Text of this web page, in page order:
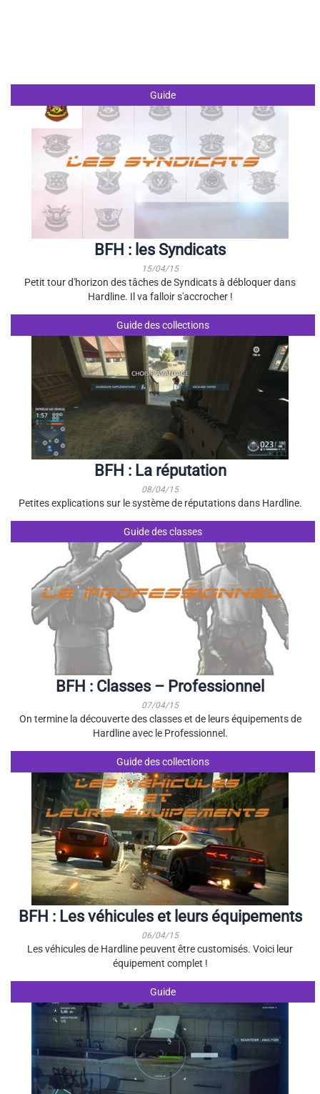
Guide
BFH : les Syndicats
15/04/15
Petit tour d'horizon des tâches de Syndicats à débloquer dans
Hardline. Il va falloir s'accrocher !
Guide des collections
BFH : La réputation
08/04/15
Petites explications sur le système de réputations dans Hardline.
Guide des classes
BFH : Classes – Professionnel
07/04/15
On termine la découverte des classes et de leurs équipements de
Hardline avec le Professionnel.
Guide des collections
BFH : Les véhicules et leurs équipements
06/04/15
Les véhicules de Hardline peuvent être customisés. Voici leur
équipement complet !
Guide